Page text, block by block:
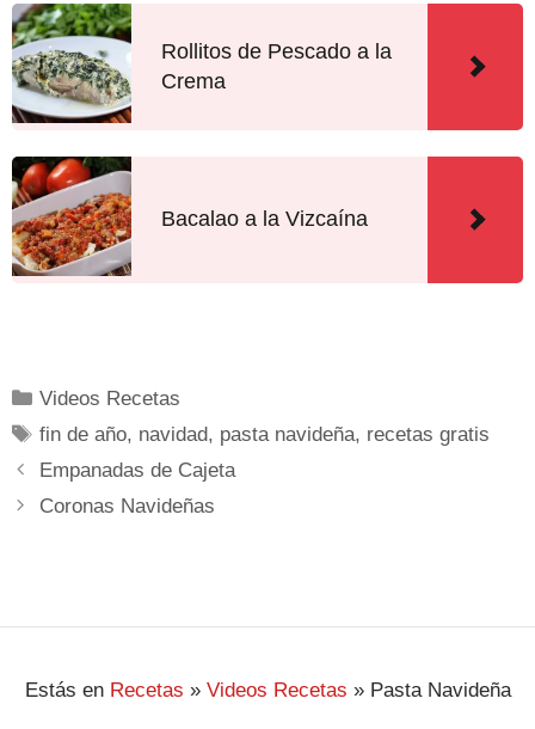
Rollitos de Pescado a la
Crema
Bacalao a la Vizcaína
Videos Recetas
fin de año, navidad, pasta navideña, recetas gratis
Empanadas de Cajeta
Coronas Navideñas
Estás en Recetas » Videos Recetas » Pasta Navideña